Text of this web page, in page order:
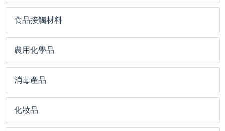
食品接觸材料
農用化學品
消毒產品
化妝品